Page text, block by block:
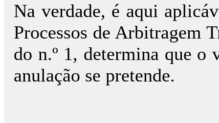
Na verdade, é aqui
Processos de Arbitragem
do n.º 1, determina que o
anulação se pretende.